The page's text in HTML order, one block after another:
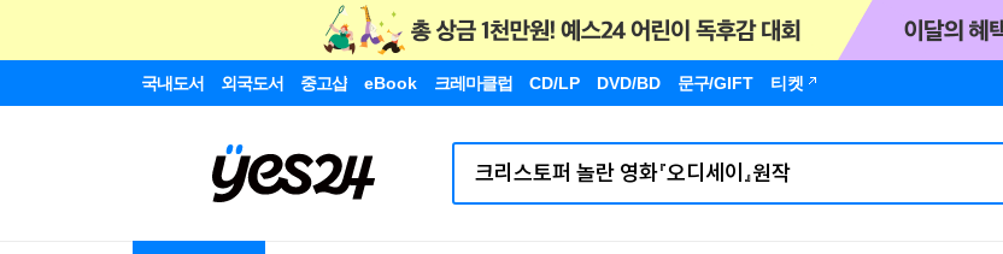
국내도서 외국도서 중고샵 eBook 크레마클럽 CD/LP DVD/BD 문구/GIFT 티켓